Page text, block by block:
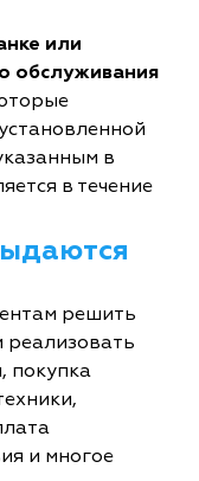
или
обслуживания
в
в течение
решить
реализовать
покупка
и многое